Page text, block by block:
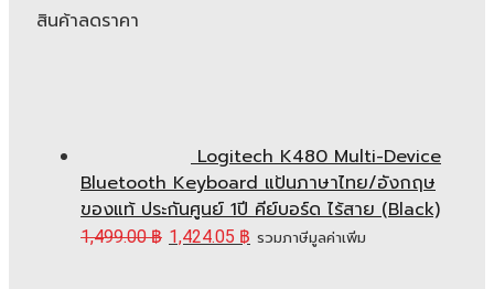
สินค้าลดราคา
Logitech K480 Multi-Device
Bluetooth Keyboard แป้นภาษาไทย/อังกฤษ
ของแท้ ประกันศูนย์ 1ปี คีย์บอร์ด ไร้สาย (Black)
1,499.00฿ 1,424.05 ฿ รวมภาษีมูลค่าเพิ่ม